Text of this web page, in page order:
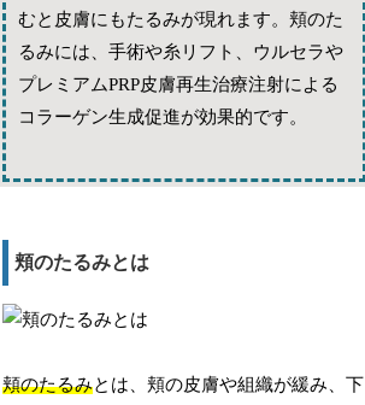
むと皮膚にもたるみが現れます。頬のた
るみには、手術や糸リフト、ウルセラや
プレミアムPRP皮膚再生治療注射による
コラーゲン生成促進が効果的です。
頬のたるみとは
頬のたるみとは、頬の皮膚や組織が緩み、下